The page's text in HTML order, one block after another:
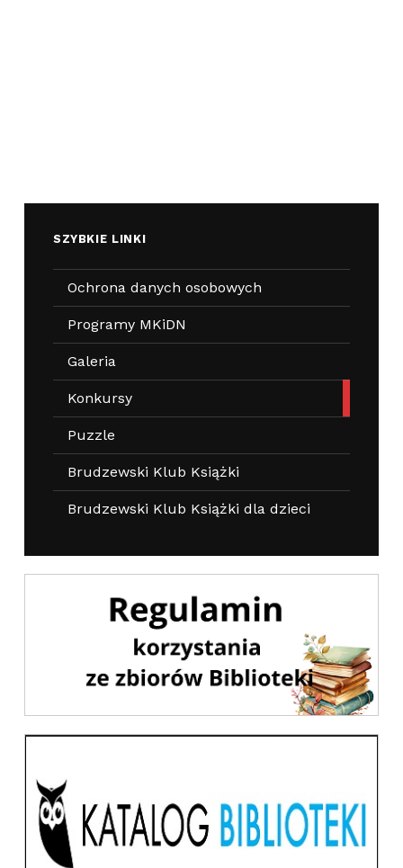
SZYBKIE LINKI
Ochrona danych osobowych
Programy MKiDN
Galeria
Konkursy
Puzzle
Brudzewski Klub Książki
Brudzewski Klub Książki dla dzieci